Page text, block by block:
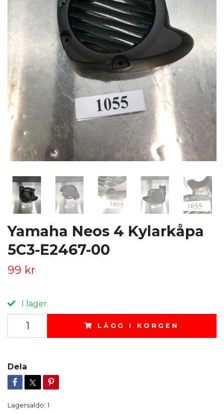
Yamaha Neos 4 Kylarkåpa
5C3-E2467-00
99 kr
I lager.
LÄGG I KORGEN
Dela
Lagersaldo: 1